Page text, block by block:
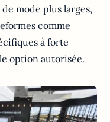
mode plus larges,
comme
à forte
option autorisée.